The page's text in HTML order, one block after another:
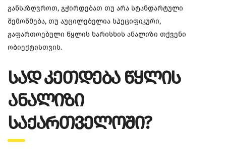
განსაზღვროთ, გჭირდებათ თუ არა სტანდარტული
შემოწმება, თუ აუცილებელია სპეციფიკური,
გაფართოებული წყლის ხარისხის ანალიზი თქვენი
ობიექტისთვის.
ᲡᲐᲓ ᲙᲔᲗᲓᲔᲑᲐ ᲬᲧᲚᲘᲡ
ᲐᲜᲐᲚᲘᲖᲘ
ᲡᲐᲥᲐᲠᲗᲕᲔᲚᲝᲨᲘ?